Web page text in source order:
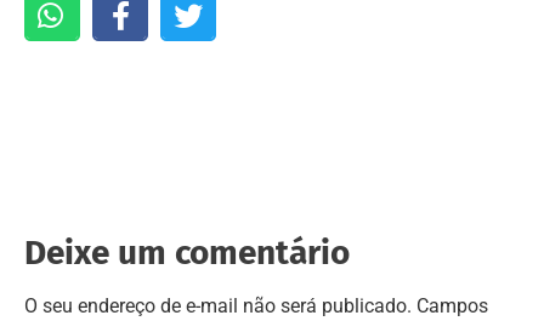
Deixe um comentário
O seu endereço de e-mail não será publicado. Campos